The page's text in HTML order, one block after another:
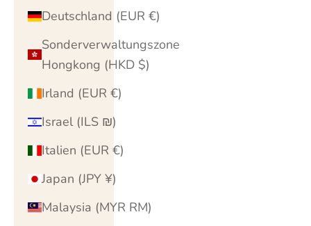
Deutschland (EUR €)
Sonderverwaltungszone
Hongkong (HKD $)
Irland (EUR €)
Israel (ILS ₪)
Italien (EUR €)
Japan (JPY ¥)
Malaysia (MYR RM)